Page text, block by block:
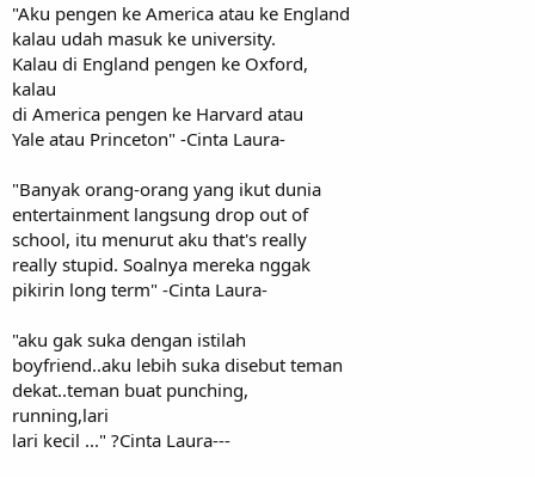
"Aku pengen ke America atau ke England
kalau udah masuk ke university.
Kalau di England pengen ke Oxford,
kalau
di America pengen ke Harvard atau
Yale atau Princeton" -Cinta Laura-
"Banyak orang-orang yang ikut dunia
entertainment langsung drop out of
school, itu menurut aku that's really
really stupid. Soalnya mereka nggak
pikirin long term" -Cinta Laura-
"aku gak suka dengan istilah
boyfriend..aku lebih suka disebut teman
dekat..teman buat punching,
running,lari
lari kecil ..." ?Cinta Laura---